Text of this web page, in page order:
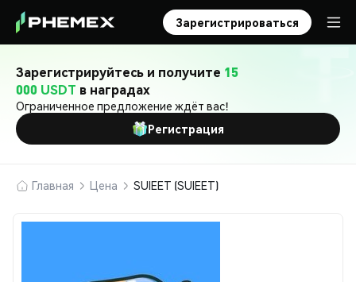
Зарегистрироваться
Зарегистрируйтесь и получите 15
000 USDT в наградах
Ограниченное предложение ждёт вас!
Регистрация
Главная Цена SUIEET (SUIEET)